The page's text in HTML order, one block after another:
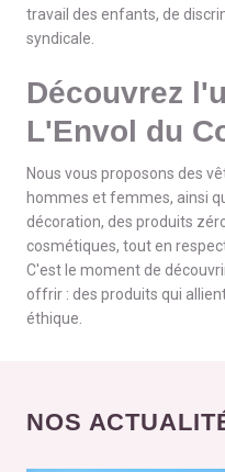
travail des enfants, de
syndicale.
Découvrez
L'Envol du
Nous vous proposons des
hommes et femmes, ainsi
décoration, des produits
cosmétiques, tout en
C'est le moment de
offrir : des produits qui
éthique.
NOS